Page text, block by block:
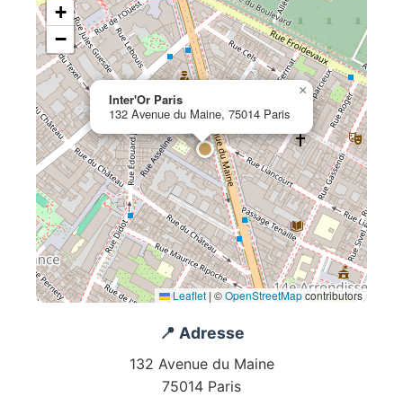
Inter'Or Paris
132 Avenue du Maine, 75014 Paris
×
+
−
Leaflet | ©OpenStreetMapcontributors
📍 Adresse
132 Avenue du Maine
75014 Paris